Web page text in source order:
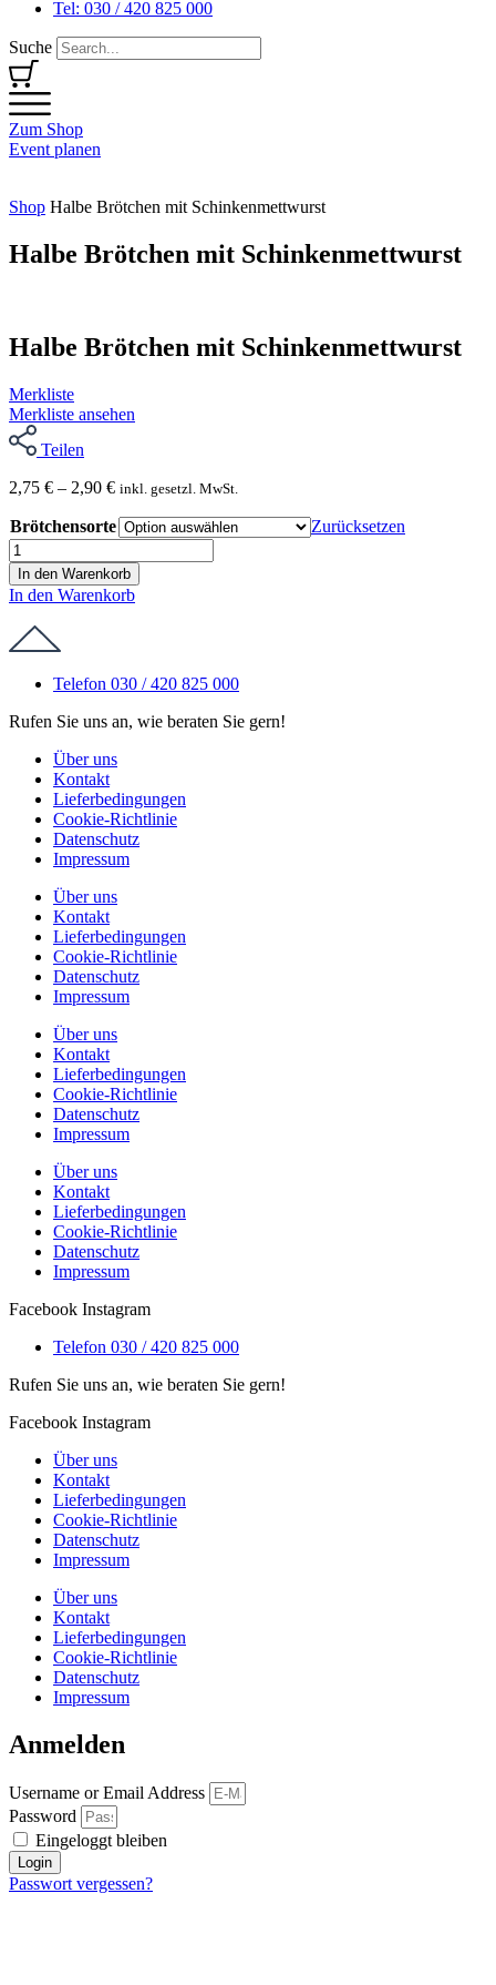
Tel: 030 / 420 825 000
Suche
Zum Shop
Event planen
Shop Halbe Brötchen mit Schinkenmettwurst
Halbe Brötchen mit Schinkenmettwurst
Halbe Brötchen mit Schinkenmettwurst
Merkliste
Merkliste ansehen
Teilen
2,75 € – 2,90 € inkl. gesetzl. MwSt.
Brötchensorte
Zurücksetzen
Halbe
Brötchen
mit
Schinkenmettwurst
Menge
In den Warenkorb
In den Warenkorb
Telefon 030 / 420 825 000
Rufen Sie uns an, wie beraten Sie gern!
Über uns
Kontakt
Lieferbedingungen
Cookie-Richtlinie
Datenschutz
Impressum
Über uns
Kontakt
Lieferbedingungen
Cookie-Richtlinie
Datenschutz
Impressum
Über uns
Kontakt
Lieferbedingungen
Cookie-Richtlinie
Datenschutz
Impressum
Über uns
Kontakt
Lieferbedingungen
Cookie-Richtlinie
Datenschutz
Impressum
Facebook Instagram
Telefon 030 / 420 825 000
Rufen Sie uns an, wie beraten Sie gern!
Facebook Instagram
Über uns
Kontakt
Lieferbedingungen
Cookie-Richtlinie
Datenschutz
Impressum
Über uns
Kontakt
Lieferbedingungen
Cookie-Richtlinie
Datenschutz
Impressum
Anmelden
Username or Email Address
Password
Eingeloggt bleiben
Login
Passwort vergessen?